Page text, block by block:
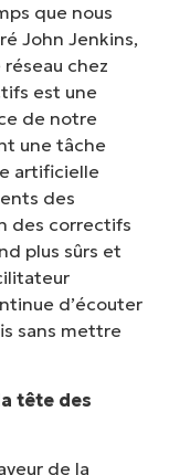
que nous
John Jenkins,
chez
est une
de notre
une tâche
artificielle
des
des correctifs
plus sûrs et
d’écouter
sans mettre
tête des
de la